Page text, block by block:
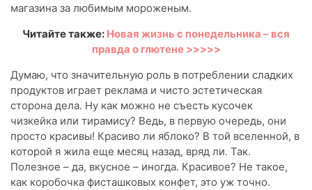
магазина за любимым мороженым.
Читайте также: Новая жизнь с понедельника – вся
правда о глютене >>>>>
Думаю, что значительную роль в потреблении сладких
продуктов играет реклама и чисто эстетическая
сторона дела. Ну как можно не съесть кусочек
чизкейка или тирамису? Ведь, в первую очередь, они
просто красивы! Красиво ли яблоко? В той вселенной, в
которой я жила еще месяц назад, вряд ли. Так.
Полезное – да, вкусное – иногда. Красивое? Не такое,
как коробочка фисташковых конфет, это уж точно.